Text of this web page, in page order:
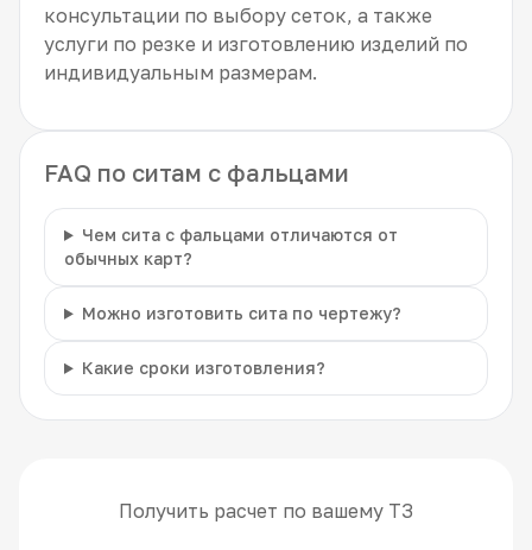
консультации по выбору сеток, а также
услуги по резке и изготовлению изделий по
индивидуальным размерам.
FAQ по ситам с фальцами
Чем сита с фальцами отличаются от
обычных карт?
Можно изготовить сита по чертежу?
Какие сроки изготовления?
Получить расчет по вашему ТЗ